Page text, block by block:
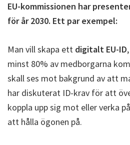
EU-kommissionen har
för år 2030. Ett par exempel:
Man vill skapa ett digitalt EU-ID
minst 80% av medborgarna
skall ses mot bakgrund av att
har diskuterat ID-krav för att
koppla upp sig mot eller verka
att hålla ögonen på.